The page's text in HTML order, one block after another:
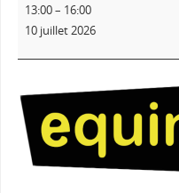
13:00– 16:00
10 juillet 2026